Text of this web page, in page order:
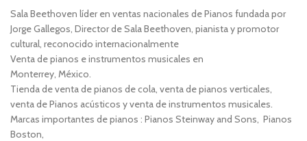
Sala Beethoven líder en ventas nacionales de Pianos fundada por
Jorge Gallegos, Director de Sala Beethoven, pianista y promotor
cultural, reconocido internacionalmente
Venta de pianos e instrumentos musicales en
Monterrey, México.
Tienda de venta de pianos de cola, venta de pianos verticales,
venta de Pianos acústicos y venta de instrumentos musicales.
Marcas importantes de pianos : Pianos Steinway and Sons, Pianos
Boston,